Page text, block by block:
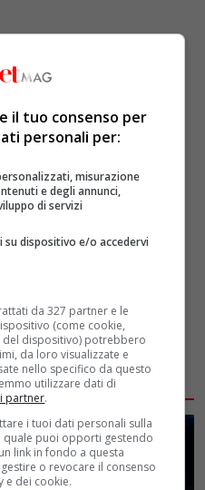
il tuo consenso per
personali per:
misurazione
e degli annunci,
di servizi
dispositivo e/o accedervi
da 327 partner e le
(come cookie,
dispositivo) potrebbero
da loro visualizzate e
nello specifico da questo
utilizzare dati di
partner.
i tuoi dati personali sulla
quale puoi opporti gestendo
link in fondo a questa
o revocare il consenso
e dei cookie.